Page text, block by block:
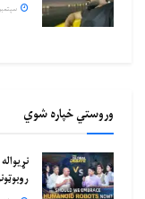
سپتمبر 20, 2024
وروستي خپاره شوي